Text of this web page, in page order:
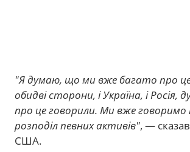
"Я думаю, що ми вже багато про це
обидві сторони, і Україна, і Росія,
про це говорили. Ми вже говоримо
розподіл певних активів", —
США.